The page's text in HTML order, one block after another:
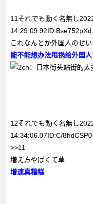
11それでも動く名無し
14:29:09.92ID:Bse752pXd
これなんとか外国人のせい
能不能想办法甩锅给外国人
12それでも動く名無し
14:34:06.07ID:C/8hdCSP0
>>11
増え方やばくて草
增速真糟糕